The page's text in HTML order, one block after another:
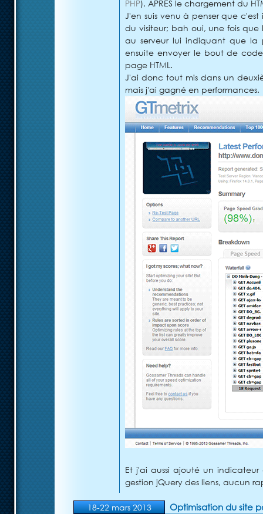
PHP), APRÈS le chargement du
J'en suis venu à penser que
du visiteur; bah oui, une fois
au serveur lui indiquant que
ensuite envoyer le bout de
page HTML.
J'ai donc tout mis dans un
mais j'ai gagné en performances.
Et j'ai aussi ajouté un
gestion jQuery des liens, aucun
18-22 mars 2013 Optimisation du site